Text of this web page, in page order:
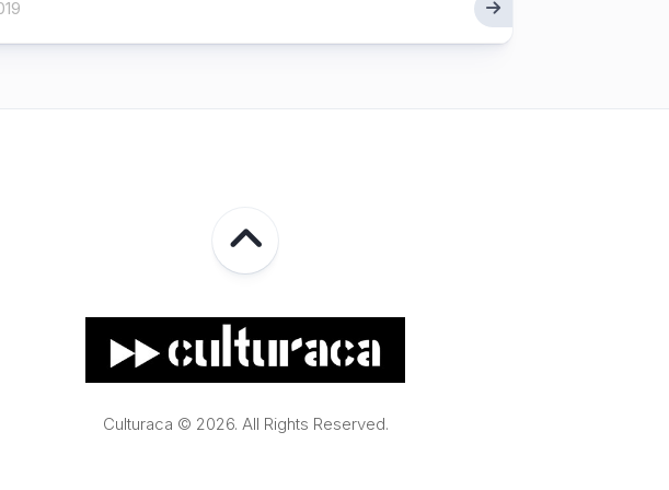
Culturaca © 2026. All Rights Reserved.